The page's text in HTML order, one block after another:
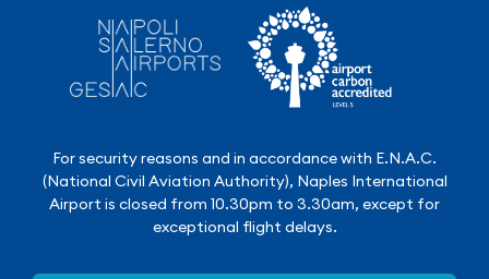
For security reasons and in accordance with E.N.A.C.
(National Civil Aviation Authority), Naples International
Airport is closed from 10.30pm to 3.30am, except for
exceptional flight delays.